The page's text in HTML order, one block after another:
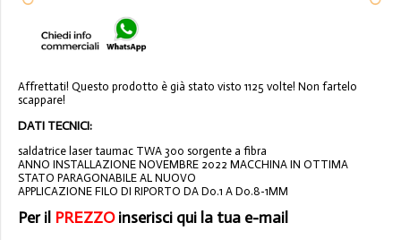
Affrettati! Questo prodotto è già stato visto 1125 volte! Non fartelo
scappare!
DATI TECNICI:
saldatrice laser taumac TWA 300 sorgente a fibra
ANNO INSTALLAZIONE NOVEMBRE 2022 MACCHINA IN OTTIMA
STATO PARAGONABILE AL NUOVO
APPLICAZIONE FILO DI RIPORTO DA D0.1 A D0.8-1MM
Per il PREZZOinserisci qui la tua e-mail